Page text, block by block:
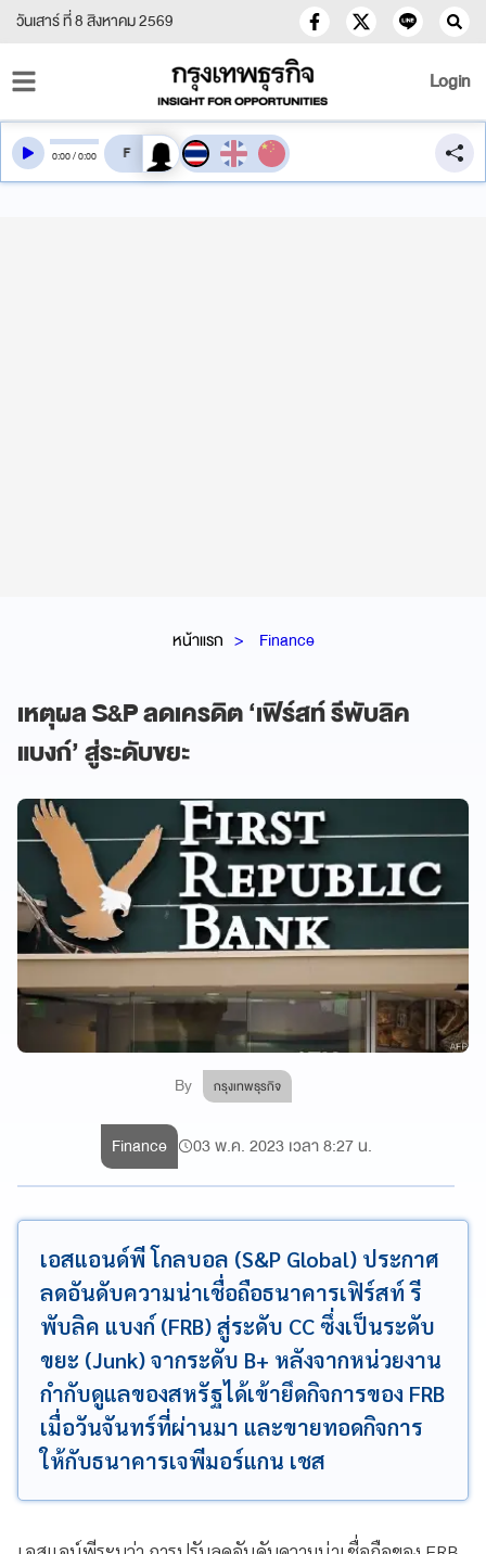
วันเสาร์ ที่ 8 สิงหาคม 2569
Login
หน้าแรก Finance
เหตุผล S&P ลดเครดิต ‘เฟิร์สท์ รีพับลิค
แบงก์’ สู่ระดับขยะ
By กรุงเทพธุรกิจ
0:00/0:00 สลับเสียงอ่าน
Finance 03 พ.ค. 2023 เวลา 8:27 น.
เอสแอนด์พี โกลบอล (S&P Global) ประกาศ
ลดอันดับความน่าเชื่อถือธนาคารเฟิร์สท์ รี
พับลิค แบงก์ (FRB) สู่ระดับ CC ซึ่งเป็นระดับ
ขยะ (Junk) จากระดับ B+ หลังจากหน่วยงาน
กำกับดูแลของสหรัฐได้เข้ายึดกิจการของ FRB
เมื่อวันจันทร์ที่ผ่านมา และขายทอดกิจการ
ให้กับธนาคารเจพีมอร์แกน เชส